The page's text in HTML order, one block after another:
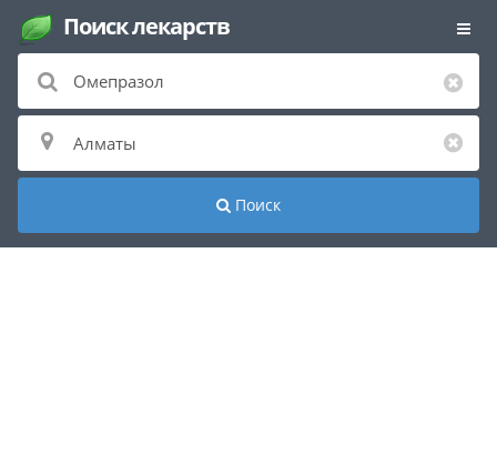
Поиск лекарств
Поиск